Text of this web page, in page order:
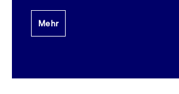
Mehr
Domain